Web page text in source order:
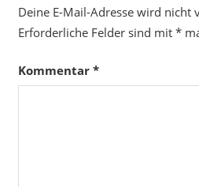
Deine E-Mail-Adresse wird nicht
Erforderliche Felder sind mit *
Kommentar *